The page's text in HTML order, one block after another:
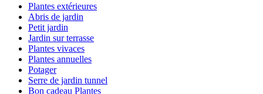
Plantes extérieures
Abris de jardin
Petit jardin
Jardin sur terrasse
Plantes vivaces
Plantes annuelles
Potager
Serre de jardin tunnel
Bon cadeau Plantes